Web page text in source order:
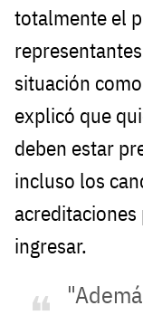
totalmente el
situación
explicó que
deben estar
incluso los
ingresar.